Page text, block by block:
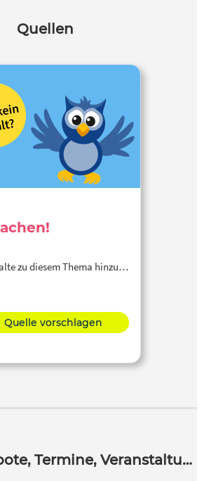
Quellen
zu diesem Thema hinzu…
Quelle vorschlagen
Bildungsangebote, Termine, Veranstaltungen